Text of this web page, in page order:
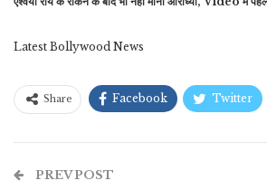
Latest Bollywood News
Share Facebook Twitter
PREV POST